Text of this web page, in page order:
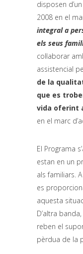
disposen
2008 en el
integral a
els seus
col·laborar
assistencial
de la
que es
vida oferint
en el marc
El Programa
estan en un
als familiars.
es
aquesta
D’altra
reben el
pèrdua de la